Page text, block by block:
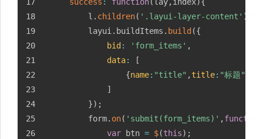
		l
. children( '.layui-layer-content' )
		layui
. buildItems . build ({
bid : 'form_items' ,
data:
[
{name: "title" ,title: "标题"
]
}) ;
		form
. on( 'submit(form_items)' ,function
var btn = $(this) ;